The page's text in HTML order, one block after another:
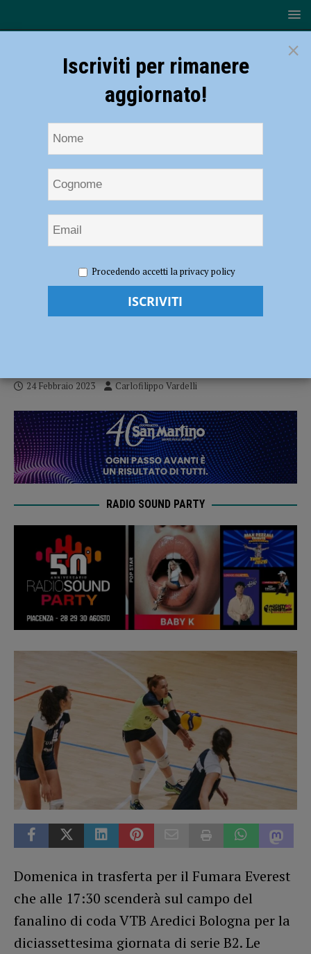
trasferta a Bologna, Fizzotti: “La strada è ancora lunga”
Volley, Serie B2 – Fumara Everest in
24 Febbraio 2023 Carlofilippo Vardelli
RADIO SOUND PARTY
Domenica in trasferta per il Fumara Everest
che alle 17:30 scenderà sul campo del
fanalino di coda VTB Aredici Bologna per la
diciassettesima giornata di serie B2. Le
×
Iscriviti per rimanere
aggiornato!
Procedendo accetti la privacy policy